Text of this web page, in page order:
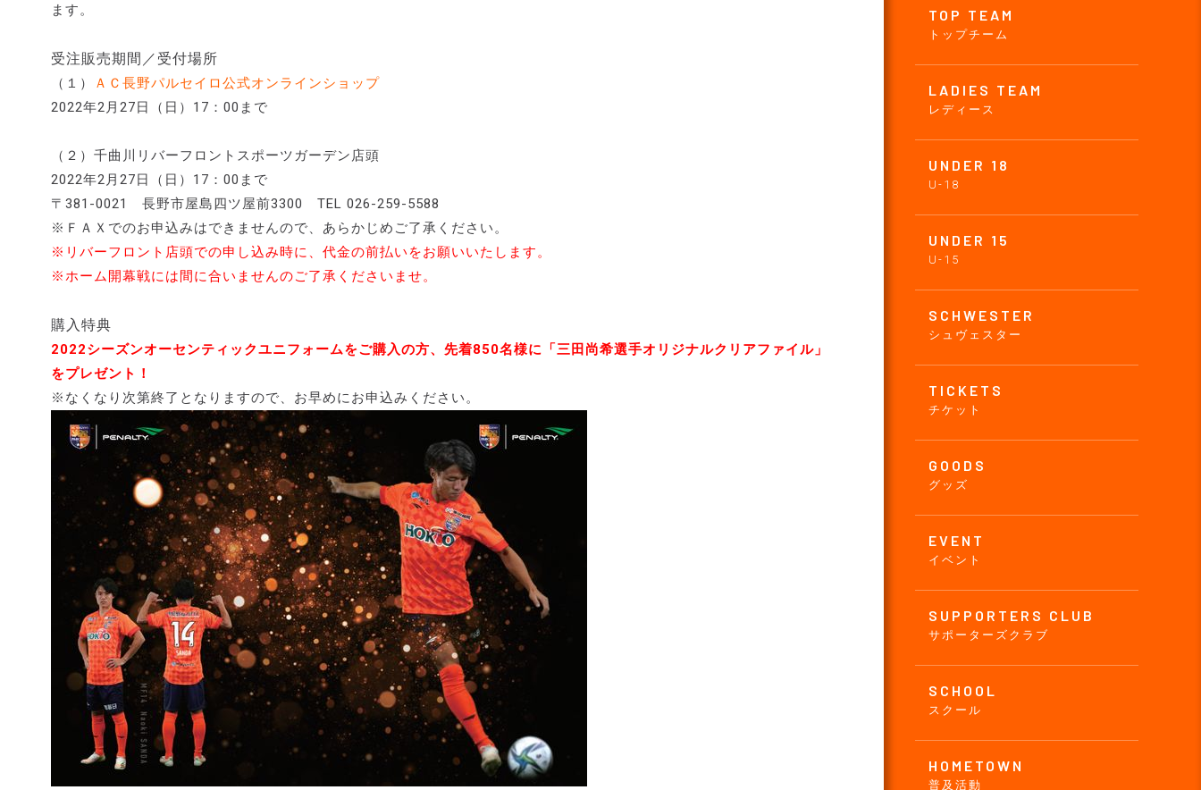
TOP TEAM
トップチーム
LADIES TEAM
レディース
UNDER 18
U-18
UNDER 15
U-15
SCHWESTER
シュヴェスター
TICKETS
チケット
GOODS
グッズ
EVENT
イベント
SUPPORTERS CLUB
サポーターズクラブ
SCHOOL
スクール
HOMETOWN
普及活動
ます。
受注販売期間／受付場所
（１）
ＡＣ長野パルセイロ公式オンラインショップ
2022年2月27日（日）17：00まで
（２）千曲川リバーフロントスポーツガーデン店頭
2022年2月27日（日）17：00まで
〒381-0021 長野市屋島四ツ屋前3300 TEL 026-259-5588
※ＦＡＸでのお申込みはできませんので、あらかじめご了承ください。
※リバーフロント店頭での申し込み時に、代金の前払いをお願いいたします。
※ホーム開幕戦には間に合いませんのご了承くださいませ。
購入特典
2022シーズンオーセンティックユニフォームをご購入の方、先着850名様に「三田尚希選手オリジナルクリアファイル」
をプレゼント！
※なくなり次第終了となりますので、お早めにお申込みください。